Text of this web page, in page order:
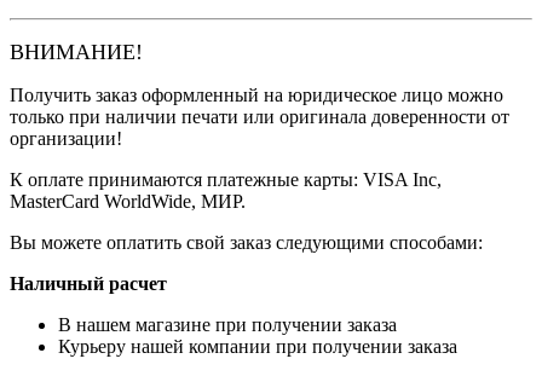
ВНИМАНИЕ!
Получить заказ оформленный на юридическое лицо можно
только при наличии печати или оригинала доверенности от
организации!
К оплате принимаются платежные карты: VISA Inc,
MasterCard WorldWide, МИР.
Вы можете оплатить свой заказ следующими способами:
Наличный расчет
В нашем магазине при получении заказа
Курьеру нашей компании при получении заказа